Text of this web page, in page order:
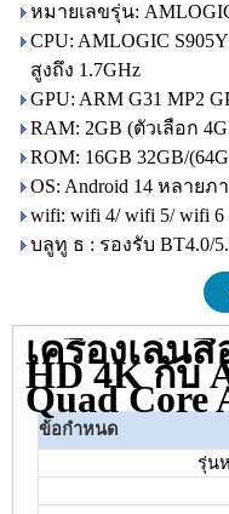
หมายเลขรุ่น:
CPU: AMLOGIC
สูงถึง 1.7GHz
GPU: ARM G31 MP2
RAM: 2GB (ตัวเลือก
ROM: 16GB 32GB/
OS: Android 14 หลายภ
wifi: wifi 4/ wifi 5/ wifi 6
บลูทู ธ : รองรับ BT4.0/
เครื่องเล่น
HD 4K กับ
Quad Core
ข้อกำหนด
รุ่น